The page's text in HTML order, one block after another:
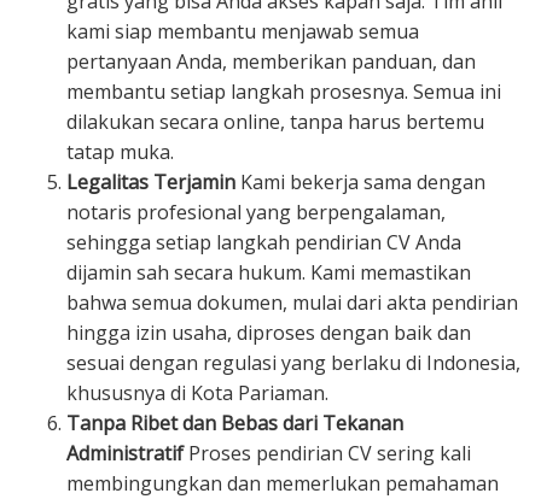
kami siap membantu menjawab semua
pertanyaan Anda, memberikan panduan, dan
membantu setiap langkah prosesnya. Semua ini
dilakukan secara online, tanpa harus bertemu
tatap muka.
Legalitas Terjamin Kami bekerja sama dengan
notaris profesional yang berpengalaman,
sehingga setiap langkah pendirian CV Anda
dijamin sah secara hukum. Kami memastikan
bahwa semua dokumen, mulai dari akta pendirian
hingga izin usaha, diproses dengan baik dan
sesuai dengan regulasi yang berlaku di Indonesia,
khususnya di Kota Pariaman.
Tanpa Ribet dan Bebas dari Tekanan
AdministratifProses pendirian CV sering kali
membingungkan dan memerlukan pemahaman